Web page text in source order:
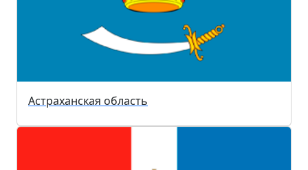
Астраханская область